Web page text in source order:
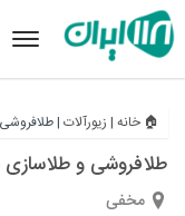
🏠 خانه|زیورآلات|
طلافروشی و
مخفی